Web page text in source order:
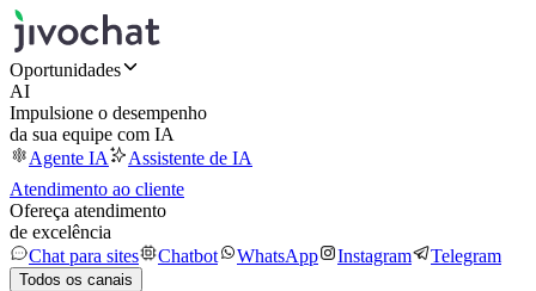
Oportunidades
AI
Impulsione o desempenho
da sua equipe com IA
Agente IA
Assistente de IA
Atendimento ao cliente
Ofereça atendimento
de excelência
Chat para sites
Chatbot WhatsApp Instagram Telegram
Todos os canais